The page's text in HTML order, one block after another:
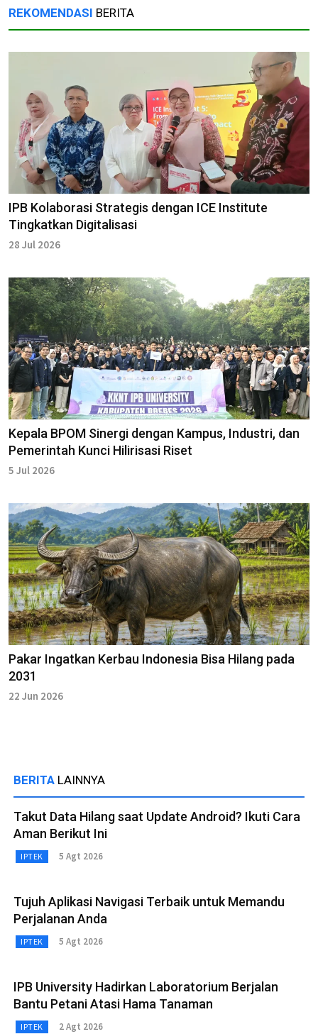
REKOMENDASI BERITA
IPB Kolaborasi Strategis dengan ICE Institute
Tingkatkan Digitalisasi
28 Jul 2026
Kepala BPOM Sinergi dengan Kampus, Industri, dan
Pemerintah Kunci Hilirisasi Riset
5 Jul 2026
Pakar Ingatkan Kerbau Indonesia Bisa Hilang pada
2031
22 Jun 2026
BERITA LAINNYA
Takut Data Hilang saat Update Android? Ikuti Cara
Aman Berikut Ini
IPTEK 5 Agt 2026
Tujuh Aplikasi Navigasi Terbaik untuk Memandu
Perjalanan Anda
IPTEK 5 Agt 2026
IPB University Hadirkan Laboratorium Berjalan
Bantu Petani Atasi Hama Tanaman
IPTEK 2 Agt 2026